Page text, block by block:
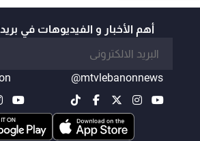
أهم الأخبار و الفيديوهات في
@mtvlebanonnews